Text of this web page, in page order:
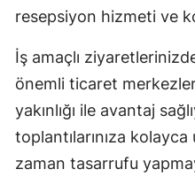
resepsiyon hizmeti ve
İş amaçlı
önemli ticaret
yakınlığı ile avantaj
toplantılarınıza kolayca
zaman tasarrufu